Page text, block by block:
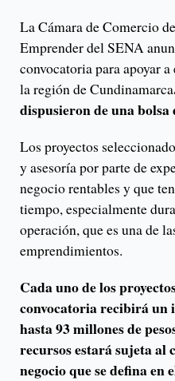
La Cámara de Comercio
Emprender del SENA
convocatoria para apoyar
la región de Cundinamarca
dispusieron de una bolsa
Los proyectos
y asesoría por parte de
negocio rentables y que
tiempo, especialmente
operación, que es una de
emprendimientos.
Cada uno de los
convocatoria recibirá un
hasta 93 millones de
recursos estará sujeta al
negocio que se defina en